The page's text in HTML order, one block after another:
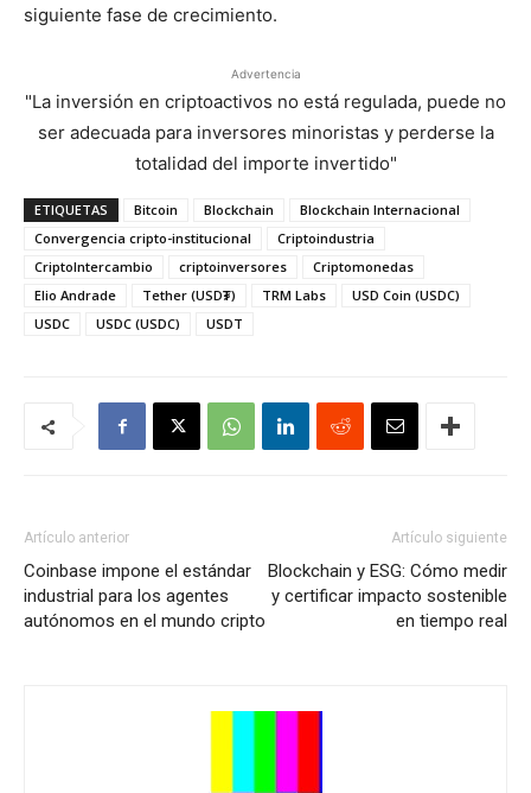
siguiente fase de crecimiento.
Advertencia
"La inversión en criptoactivos no está regulada, puede no
ser adecuada para inversores minoristas y perderse la
totalidad del importe invertido"
ETIQUETAS Bitcoin Blockchain
Blockchain Internacional
Convergencia cripto-institucional
Criptoindustria
CriptoIntercambio
criptoinversores
Criptomonedas
Elio Andrade
Tether (USD₮) TRM Labs
USD Coin (USDC)
USDC
USDC (USDC) USDT
Artículo anterior
Coinbase impone el estándar
industrial para los agentes
autónomos en el mundo cripto
Artículo siguiente
Blockchain y ESG: Cómo medir
y certificar impacto sostenible
en tiempo real